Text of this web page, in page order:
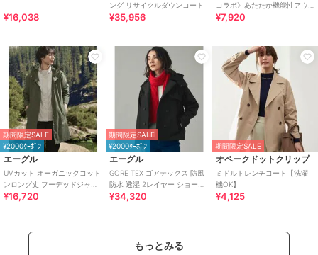
¥16,038
ング リサイクルダウンコート
¥35,956
コラボ》あたたか機能性アウ
ター◎襟付き中綿ロングコー
¥7,920
期間限定SALE
¥2000ｸｰﾎﾟﾝ
エーグル
UVカット オーガニックコット
ンロング丈 フーデッドジャケ
ット
¥16,720
期間限定SALE
¥2000ｸｰﾎﾟﾝ
エーグル
GORE TEX ゴアテックス 防風
防水 透湿 2レイヤー ショート
トレンチコート / フード脱着
¥34,320
期間限定SALE
オペークドットクリップ
ミドルトレンチコート【洗濯
機OK】
¥4,125
もっとみる